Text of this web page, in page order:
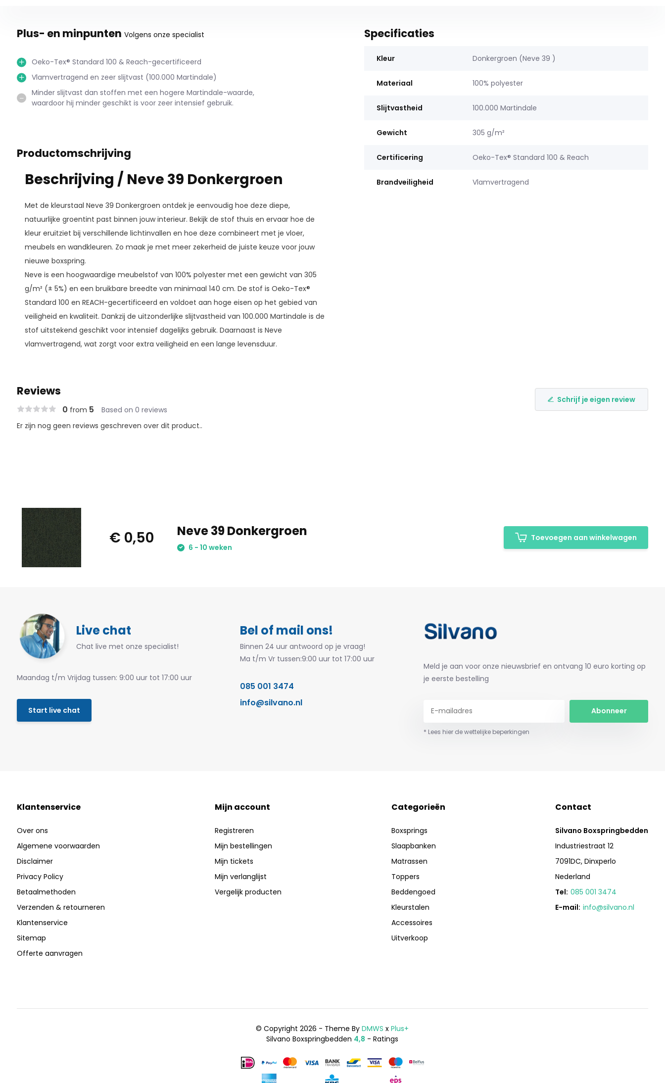
Plus- en minpunten Volgens onze specialist
Oeko-Tex® Standard 100 & Reach-gecertificeerd
Vlamvertragend en zeer slijtvast (100.000 Martindale)
Minder slijtvast dan stoffen met een hogere Martindale-waarde,
waardoor hij minder geschikt is voor zeer intensief gebruik.
Productomschrijving
Beschrijving / Neve 39 Donkergroen
Met de kleurstaal Neve 39 Donkergroen ontdek je eenvoudig hoe deze diepe,
natuurlijke groentint past binnen jouw interieur. Bekijk de stof thuis en ervaar hoe de
kleur eruitziet bij verschillende lichtinvallen en hoe deze combineert met je vloer,
meubels en wandkleuren. Zo maak je met meer zekerheid de juiste keuze voor jouw
nieuwe boxspring.
Neve is een hoogwaardige meubelstof van 100% polyester met een gewicht van 305
g/m² (± 5%) en een bruikbare breedte van minimaal 140 cm. De stof is Oeko-Tex®
Standard 100 en REACH-gecertificeerd en voldoet aan hoge eisen op het gebied van
veiligheid en kwaliteit. Dankzij de uitzonderlijke slijtvastheid van 100.000 Martindale is de
stof uitstekend geschikt voor intensief dagelijks gebruik. Daarnaast is Neve
vlamvertragend, wat zorgt voor extra veiligheid en een lange levensduur.
Specificaties
Kleur Donkergroen (Neve 39 )
Materiaal 100% polyester
Slijtvastheid 100.000 Martindale
Gewicht 305 g/m²
Certificering Oeko-Tex® Standard 100 & Reach
Brandveiligheid Vlamvertragend
Reviews
0 from 5 Based on 0 reviews
Schrijf je eigen review
Er zijn nog geen reviews geschreven over dit product..
€ 0,50 Neve 39 Donkergroen
6 - 10 weken
Toevoegen aan winkelwagen
Live chat
Chat live met onze specialist!
Maandag t/m Vrijdag tussen: 9:00 uur tot 17:00 uur
Start live chat
Bel of mail ons!
Binnen 24 uur antwoord op je vraag!
Ma t/m Vr tussen:9:00 uur tot 17:00 uur
085 001 3474
info@silvano.nl
Meld je aan voor onze nieuwsbrief en ontvang 10 euro korting op
je eerste bestelling
Abonneer
* Lees hier de wettelijke beperkingen
Klantenservice
Over ons
Algemene voorwaarden
Disclaimer
Privacy Policy
Betaalmethoden
Verzenden & retourneren
Klantenservice
Sitemap
Offerte aanvragen
Mijn account
Registreren
Mijn bestellingen
Mijn tickets
Mijn verlanglijst
Vergelijk producten
Categorieën
Boxsprings
Slaapbanken
Matrassen
Toppers
Beddengoed
Kleurstalen
Accessoires
Uitverkoop
Contact
Silvano Boxspringbedden
Industriestraat 12
7091DC, Dinxperlo
Nederland
Tel: 085 001 3474
E-mail: info@silvano.nl
© Copyright 2026 - Theme ByDMWS xPlus+
Silvano Boxspringbedden 4,8 - Ratings